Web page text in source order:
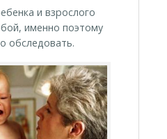
и взрослого
именно поэтому
обследовать.